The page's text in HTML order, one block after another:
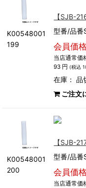
K00548001
199
【SJB-
型番/品番
会員価
当店通常価
93 円 (税込
在庫：品
ご注文
K00548001
200
【SJB-
型番/品番
会員価
当店通常価